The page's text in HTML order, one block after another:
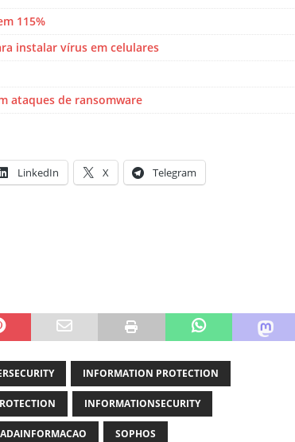
115%
instalar vírus em celulares
ataques de ransomware
LinkedIn X Telegram
INFORMATION PROTECTION
INFORMATIONSECURITY
SOPHOS